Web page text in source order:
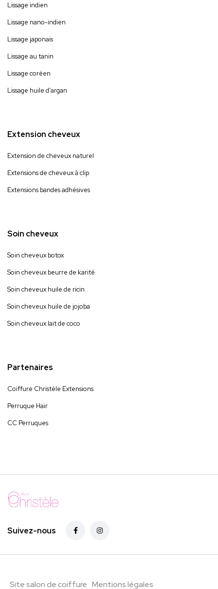
Lissage indien
Lissage nano-indien
Lissage japonais
Lissage au tanin
Lissage coréen
Lissage huile d’argan
Extension cheveux
Extension de cheveux naturel
Extensions de cheveux à clip
Extensions bandes adhésives
Soin cheveux
Soin cheveux botox
Soin cheveux beurre de karité
Soin cheveux huile de ricin
Soin cheveux huile de jojoba
Soin cheveux lait de coco
Partenaires
Coiffure Christèle Extensions
Perruque Hair
CC Perruques
Suivez-nous
Site salon de coiffure Mentions légales